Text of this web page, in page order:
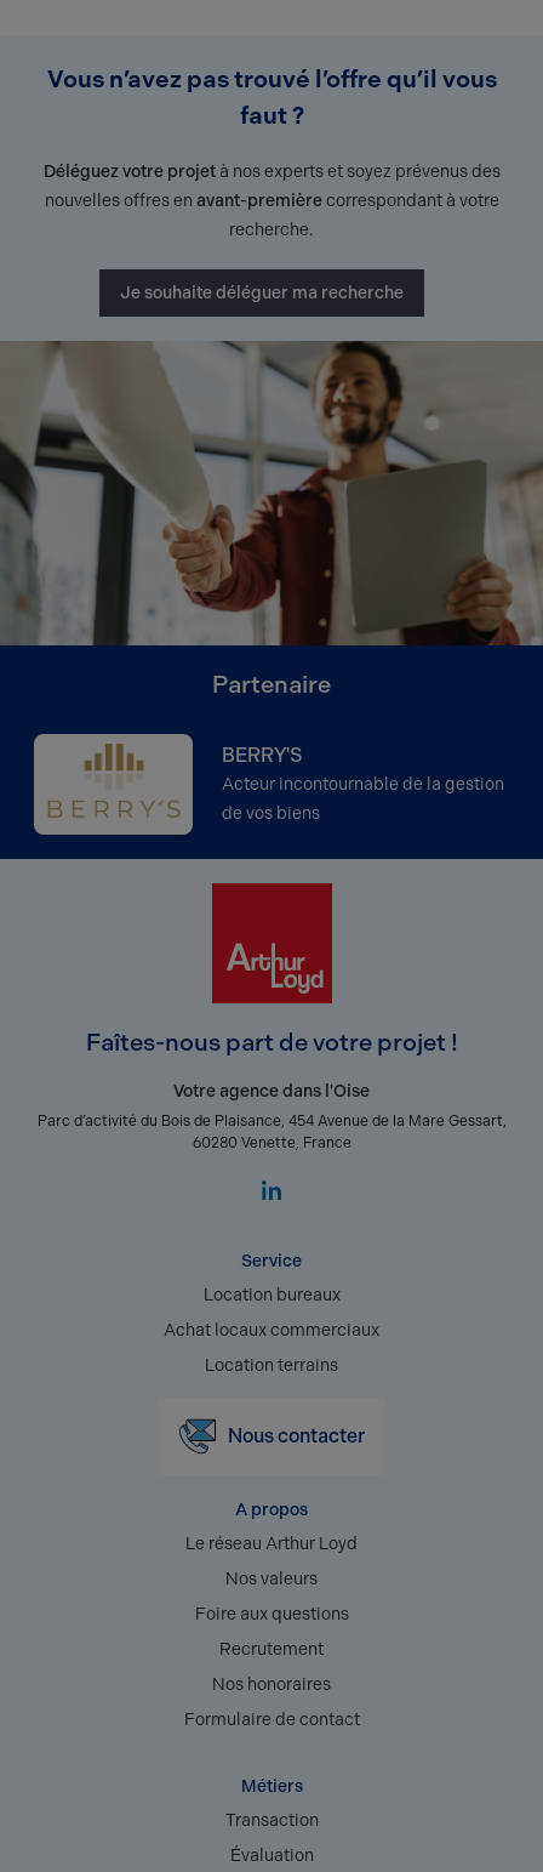
Vous n’avez pas trouvé l’offre qu’il vous
faut ?
Déléguez votre projetà nos experts et soyez prévenus des
nouvelles offres en avant-premièrecorrespondant à votre
recherche.
Je souhaite déléguer ma recherche
Partenaire
BERRY'S
Acteur incontournable de la gestion
de vos biens
Faîtes-nous part de votre projet !
Votre agence dans l'Oise
Parc d’activité du Bois de Plaisance, 454 Avenue de la Mare Gessart,
60280 Venette, France
Service
Location bureaux
Achat locaux commerciaux
Location terrains
Nous contacter
A propos
Le réseau Arthur Loyd
Nos valeurs
Foire aux questions
Recrutement
Nos honoraires
Formulaire de contact
Métiers
Transaction
Évaluation